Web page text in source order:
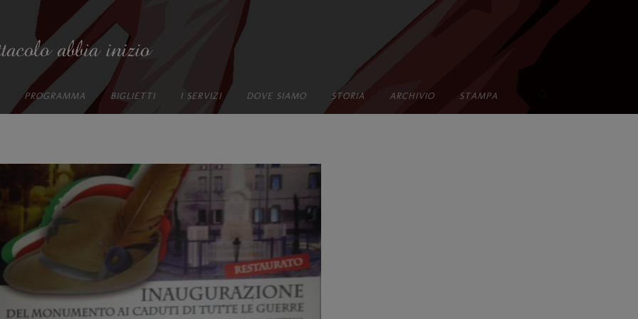
PROGRAMMA BIGLIETTI I SERVIZI DOVE SIAMO STORIA ARCHIVIO STAMPA